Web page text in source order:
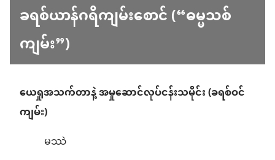
ခရစ်ယာန်ဂရိကျမ်းစောင် (“ဓမ္မသစ်
ကျမ်း”)
ယေရှုအသက်တာနဲ့ အမှုဆောင်လုပ်ငန်းသမိုင်း (ခရစ်ဝင်
ကျမ်း)
မဿဲ